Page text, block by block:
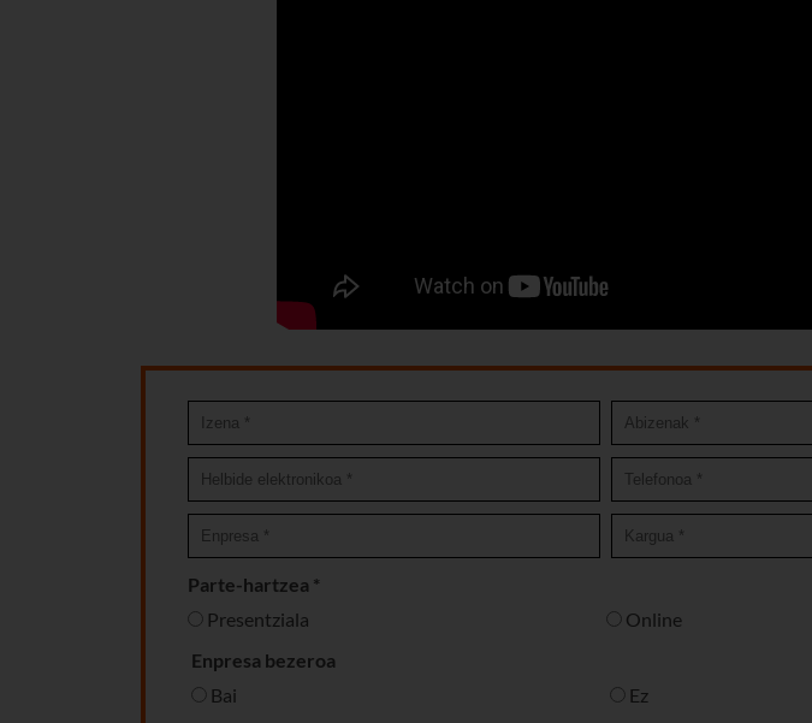
Parte-hartzea *
Presentziala
Online
Enpresa bezeroa
Bai
Ez